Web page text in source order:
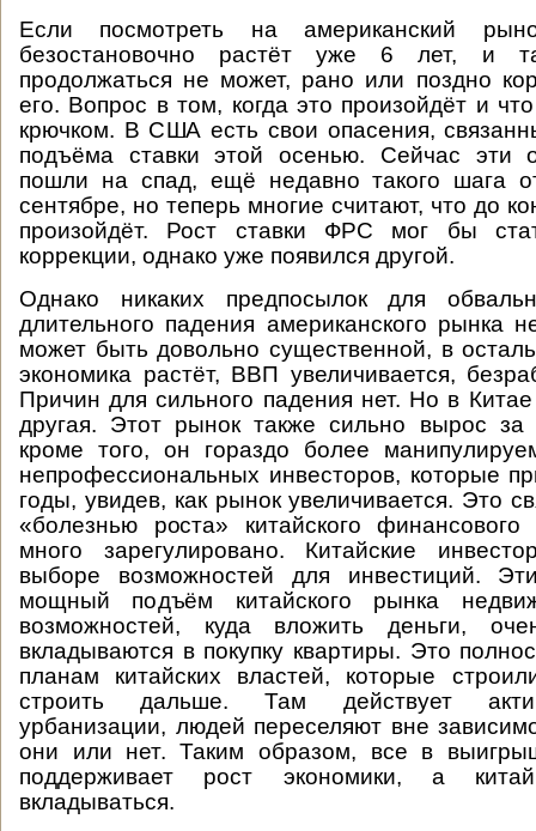
Если посмотреть на американский
безостановочно растёт уже 6 лет, и
продолжаться не может, рано или поздно
его. Вопрос в том, когда это произойдёт и
крючком. В США есть свои опасения,
подъёма ставки этой осенью. Сейчас эти
пошли на спад, ещё недавно такого шага
сентябре, но теперь многие считают, что до
произойдёт. Рост ставки ФРС мог бы
коррекции, однако уже появился другой.
Однако никаких предпосылок для
длительного падения американского рынка
может быть довольно существенной, в
экономика растёт, ВВП увеличивается,
Причин для сильного падения нет. Но в
другая. Этот рынок также сильно вырос за
кроме того, он гораздо более
непрофессиональных инвесторов, которые
годы, увидев, как рынок увеличивается. Это
«болезнью роста» китайского
много зарегулировано. Китайские
выборе возможностей для инвестиций.
мощный подъём китайского рынка
возможностей, куда вложить деньги,
вкладываются в покупку квартиры. Это
планам китайских властей, которые
строить дальше. Там действует
урбанизации, людей переселяют вне
они или нет. Таким образом, все в
поддерживает рост экономики, а
вкладываться.